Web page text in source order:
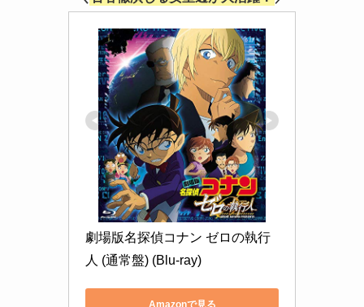
劇場版名探偵コナン ゼロの執行
人 (通常盤) (Blu-ray)
Amazonで見る